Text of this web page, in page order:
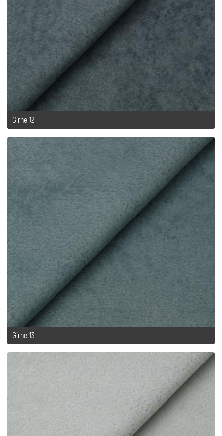
Girne 12
Girne 13